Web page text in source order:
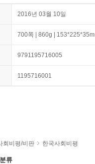
2016년 03월 10일
700쪽 | 860g |
9791195716005
1195716001
회비평/비판 한국사회비평
류